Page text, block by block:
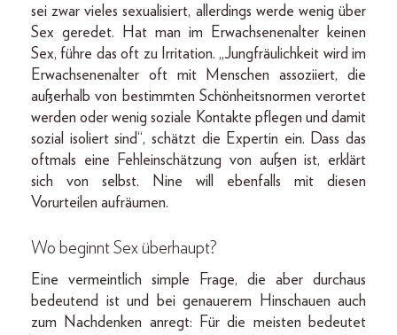
sei zwar vieles sexualisiert, allerdings werde wenig über
Sex geredet. Hat man im Erwachsenenalter keinen
Sex, führe das oft zu Irritation. „Jungfräulichkeit wird im
Erwachsenenalter oft mit Menschen assoziiert, die
außerhalb von bestimmten Schönheitsnormen verortet
werden oder wenig soziale Kontakte pflegen und damit
sozial isoliert sind“, schätzt die Expertin ein. Dass das
oftmals eine Fehleinschätzung von außen ist, erklärt
sich von selbst. Nine will ebenfalls mit diesen
Vorurteilen aufräumen.
Wo beginnt Sex überhaupt?
Eine vermeintlich simple Frage, die aber durchaus
bedeutend ist und bei genauerem Hinschauen auch
zum Nachdenken anregt: Für die meisten bedeutet